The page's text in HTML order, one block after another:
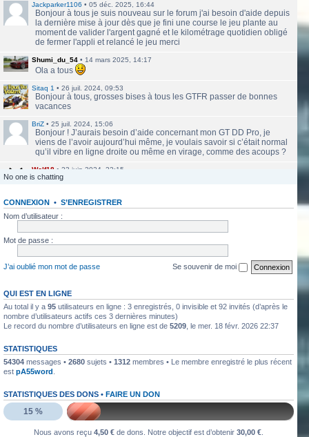
Jackparker1106 • 05 déc. 2025, 16:44
Bonjour à tous je suis nouveau sur le forum j'ai besoin d'aide depuis
la dernière mise à jour dès que je fini une course le jeu plante au
moment de valider l'argent gagné et le kilométrage quotidien obligé
de fermer l'appli et relancé le jeu merci
Shumi_du_54 • 14 mars 2025, 14:17
Ola a tous
Sitaq 1 • 26 juil. 2024, 09:53
Bonjour à tous, grosses bises à tous les GTFR passer de bonnes
vacances
BriZ • 25 juil. 2024, 15:06
Bonjour ! J’aurais besoin d’aide concernant mon GT DD Pro, je
viens de l’avoir aujourd’hui même, je voulais savoir si c’était normal
qu’il vibre en ligne droite ou même en virage, comme des acoups ?
Wolf18 • 23 juin 2024, 22:15
Le site a l'air de nouveau actif
labbethoven• 22 mars 2024, 16:12
Salut Jero, merci de ta réponse je vais faire ça
Bethoven tu peux te présenter et créer un topic pour ton sujet, il se
verra plus facilement que dans le chat
labbethoven•18 mars 2024, 18:32
Hello, des fans d'Alsace Village ? C'est quoi votre record avec une
550PP à peu près ?
No one is chatting
CONNEXION • S’ENREGISTRER
Nom d’utilisateur :
Mot de passe :
J’ai oublié mon mot de passe Se souvenir de moi
QUI EST EN LIGNE
Au total il y a 95 utilisateurs en ligne : 3 enregistrés, 0 invisible et 92 invités (d’après le
nombre d’utilisateurs actifs ces 3 dernières minutes)
Le record du nombre d’utilisateurs en ligne est de 5209 , le mer. 18 févr. 2026 22:37
STATISTIQUES
54304 messages • 2680 sujets • 1312 membres • Le membre enregistré le plus récent
est pA55word
STATISTIQUES DES DONS • FAIRE UN DON
15 %
Nous avons reçu4,50 € de dons. Notre objectif est d’obtenir30,00 €